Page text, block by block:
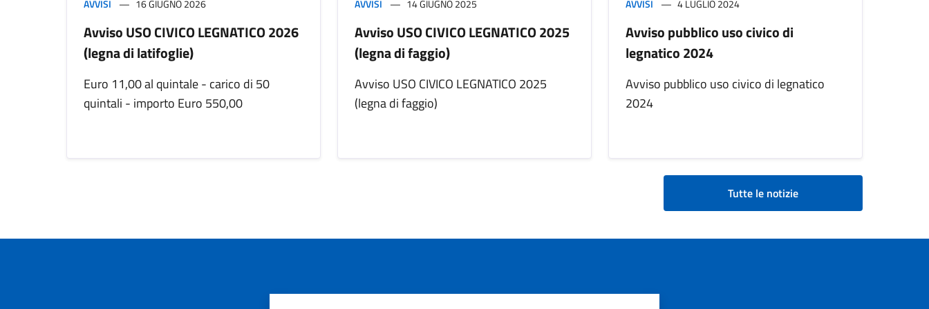
AVVISI 16 GIUGNO 2026
Avviso USO CIVICO LEGNATICO 2026
(legna di latifoglie)
Euro 11,00 al quintale - carico di 50
quintali - importo Euro 550,00
AVVISI 14 GIUGNO 2025
Avviso USO CIVICO LEGNATICO 2025
(legna di faggio)
Avviso USO CIVICO LEGNATICO 2025
(legna di faggio)
AVVISI 4 LUGLIO 2024
Avviso pubblico uso civico di
legnatico 2024
Avviso pubblico uso civico di legnatico
2024
Tutte le notizie